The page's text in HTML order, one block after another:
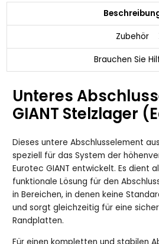
Zubehör
Brauchen Sie
Unteres
GIANT Stelzlager
Dieses untere Abschlusselement
speziell für das System der
Eurotec GIANT entwickelt. Es dient
funktionale Lösung für den
in Bereichen, in denen keine
und sorgt gleichzeitig für eine
Randplatten.